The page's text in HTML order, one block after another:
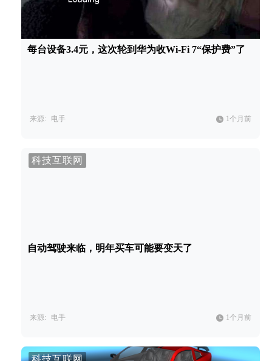
每台设备3.4元，这次轮到华为收Wi-Fi 7“保护费”了
来源: 电手 1个月前
科技互联网
自动驾驶来临，明年买车可能要变天了
来源: 电手 1个月前
科技互联网